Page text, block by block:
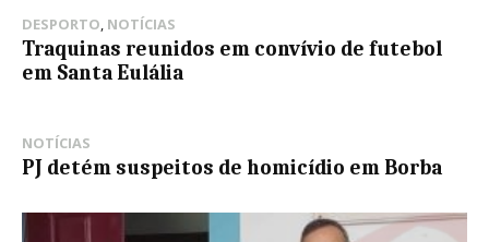
DESPORTO NOTÍCIAS
Traquinas reunidos em convívio de futebol
em Santa Eulália
NOTÍCIAS
PJ detém suspeitos de homicídio em Borba